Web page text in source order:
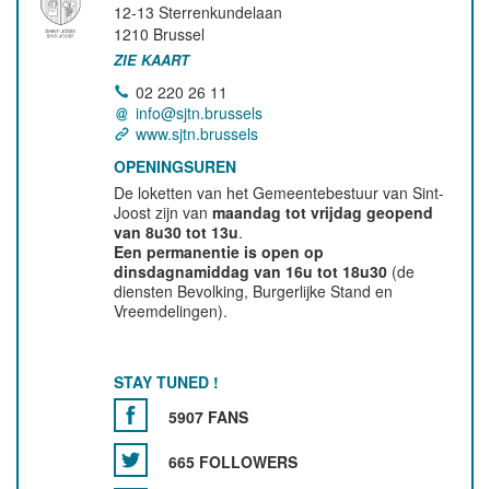
12-13 Sterrenkundelaan
1210 Brussel
ZIE KAART
02 220 26 11
info@sjtn.brussels
www.sjtn.brussels
OPENINGSUREN
De loketten van het Gemeentebestuur van Sint-
Joost zijn vanmaandag tot vrijdag geopend
van 8u30 tot 13u.
Een permanentie is open op
dinsdagnamiddag van 16u tot 18u30 (de
diensten Bevolking, Burgerlijke Stand en
Vreemdelingen).
STAY TUNED !
5907 FANS
665 FOLLOWERS